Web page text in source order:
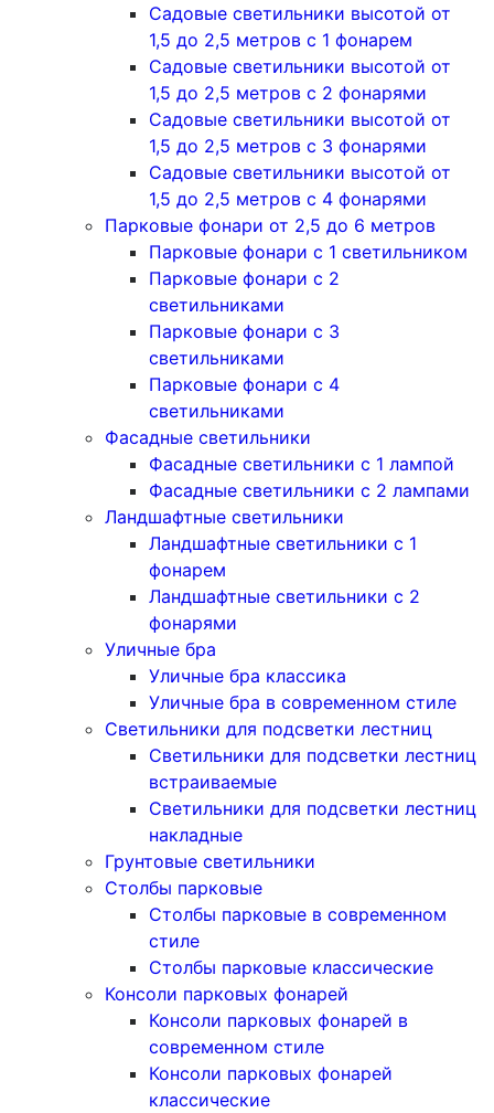
Садовые светильники высотой от
1,5 до 2,5 метров с 1 фонарем
Садовые светильники высотой от
1,5 до 2,5 метров с 2 фонарями
Садовые светильники высотой от
1,5 до 2,5 метров с 3 фонарями
Садовые светильники высотой от
1,5 до 2,5 метров с 4 фонарями
Парковые фонари от 2,5 до 6 метров
Парковые фонари с 1 светильником
Парковые фонари с 2
светильниками
Парковые фонари с 3
светильниками
Парковые фонари с 4
светильниками
Фасадные светильники
Фасадные светильники с 1 лампой
Фасадные светильники c 2 лампами
Ландшафтные светильники
Ландшафтные светильники с 1
фонарем
Ландшафтные светильники с 2
фонарями
Уличные бра
Уличные бра классика
Уличные бра в современном стиле
Светильники для подсветки лестниц
Светильники для подсветки лестниц
встраиваемые
Светильники для подсветки лестниц
накладные
Грунтовые светильники
Столбы парковые
Столбы парковые в современном
стиле
Столбы парковые классические
Консоли парковых фонарей
Консоли парковых фонарей в
современном стиле
Консоли парковых фонарей
классические